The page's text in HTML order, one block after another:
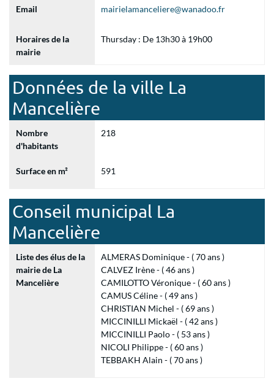
Email mairielamanceliere@wanadoo.fr
Horaires de la
mairie
Thursday : De 13h30 à 19h00
Données de la ville La
Mancelière
Nombre
d'habitants
218
Surface en m² 591
Conseil municipal La
Mancelière
Liste des élus de la
mairie de La
Mancelière
ALMERAS Dominique - ( 70 ans )
CALVEZ Irène - ( 46 ans )
CAMILOTTO Véronique - ( 60 ans )
CAMUS Céline - ( 49 ans )
CHRISTIAN Michel - ( 69 ans )
MICCINILLI Mickaël - ( 42 ans )
MICCINILLI Paolo - ( 53 ans )
NICOLI Philippe - ( 60 ans )
TEBBAKH Alain - ( 70 ans )